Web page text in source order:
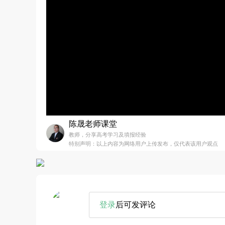
陈晟老师课堂
教师，分享高考学习及填报经验
特别声明：以上内容为网络用户上传发布，仅代表该用户观点
登录后可发评论